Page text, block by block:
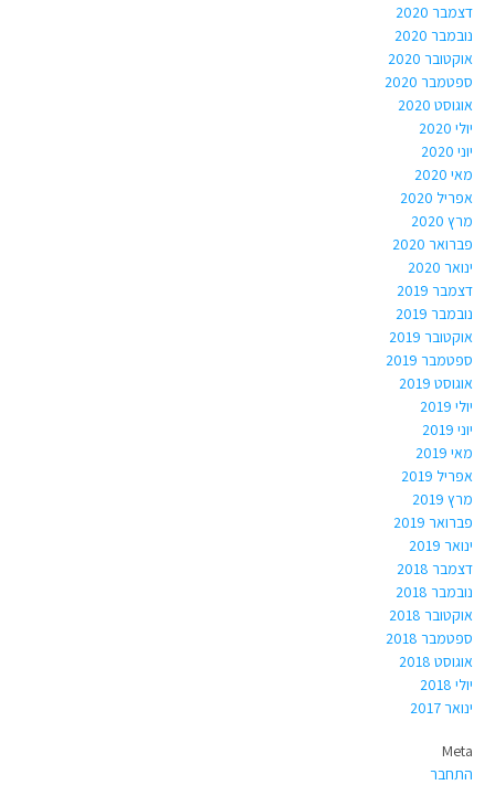
דצמבר 2020
נובמבר 2020
אוקטובר 2020
ספטמבר 2020
אוגוסט 2020
יולי 2020
יוני 2020
מאי 2020
אפריל 2020
מרץ 2020
פברואר 2020
ינואר 2020
דצמבר 2019
נובמבר 2019
אוקטובר 2019
ספטמבר 2019
אוגוסט 2019
יולי 2019
יוני 2019
מאי 2019
אפריל 2019
מרץ 2019
פברואר 2019
ינואר 2019
דצמבר 2018
נובמבר 2018
אוקטובר 2018
ספטמבר 2018
אוגוסט 2018
יולי 2018
ינואר 2017
Meta
התחבר